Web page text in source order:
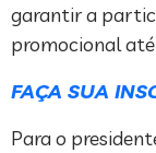
garantir a
promocional
FAÇA SUA
Para o